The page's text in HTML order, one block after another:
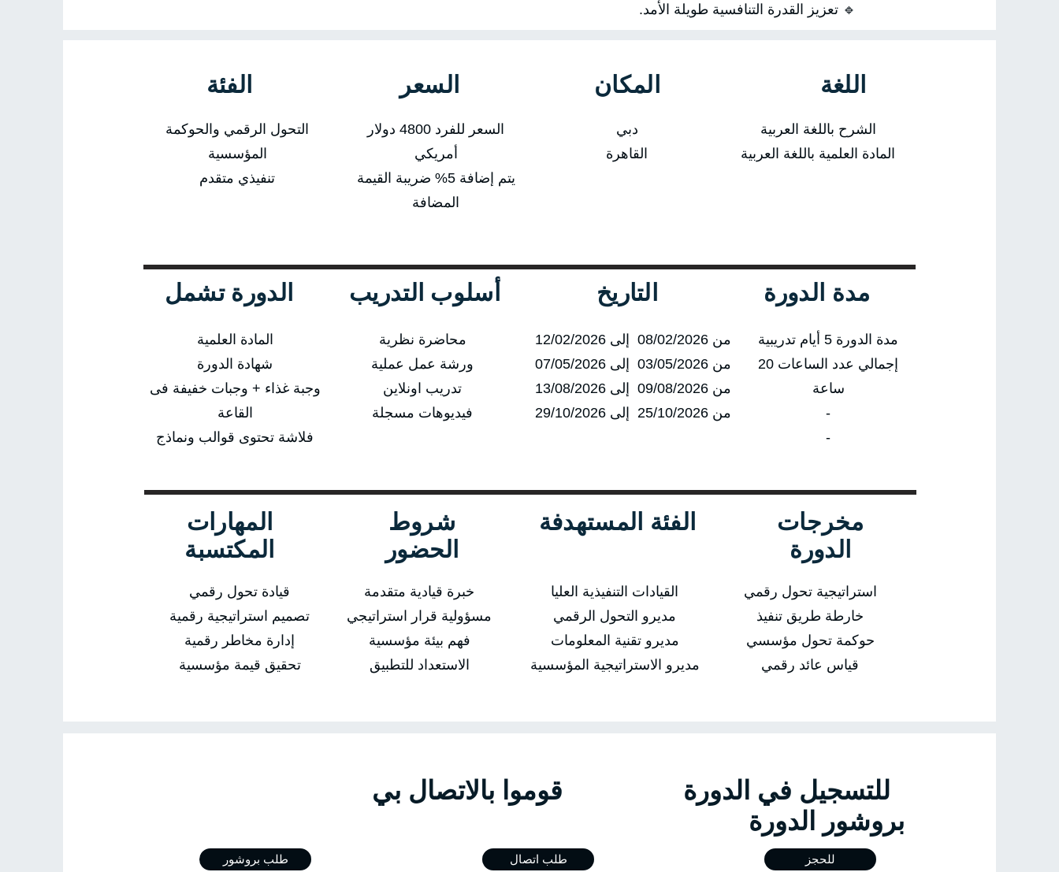
🔹 تعزيز القدرة التنافسية طويلة الأمد.
الفئة
التحول الرقمي والحوكمة
المؤسسية
تنفيذي متقدم
السعر
السعر للفرد 4800 دولار
أمريكي
يتم إضافة 5% ضريبة القيمة
المضافة
المكان
دبي
القاهرة
اللغة
الشرح باللغة العربية
المادة العلمية باللغة العربية
الدورة تشمل
المادة العلمية
شهادة الدورة
وجبة غذاء + وجبات خفيفة فى
القاعة
فلاشة تحتوى قوالب ونماذج
أسلوب التدريب
محاضرة نظرية
ورشة عمل عملية
تدريب اونلاين
فيديوهات مسجلة
التاريخ
من 08/02/2026 إلى 12/02/2026
من 03/05/2026 إلى 07/05/2026
من 09/08/2026 إلى 13/08/2026
من 25/10/2026 إلى 29/10/2026
مدة الدورة
مدة الدورة 5 أيام تدريبية
إجمالي عدد الساعات 20
ساعة
-
-
المهارات
المكتسبة
قيادة تحول رقمي
تصميم استراتيجية رقمية
إدارة مخاطر رقمية
تحقيق قيمة مؤسسية
شروط
الحضور
خبرة قيادية متقدمة
مسؤولية قرار استراتيجي
فهم بيئة مؤسسية
الاستعداد للتطبيق
الفئة المستهدفة
مخرجات
الدورة
القيادات التنفيذية العليا
مديرو التحول الرقمي
مديرو تقنية المعلومات
مديرو الاستراتيجية المؤسسية
استراتيجية تحول رقمي
خارطة طريق تنفيذ
حوكمة تحول مؤسسي
قياس عائد رقمي
للتسجيل في الدورة قوموا بالاتصال بي
بروشور الدورة
طلب بروشور طلب اتصال للحجز